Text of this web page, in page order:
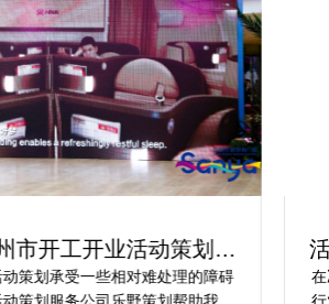
市开工开业活动策划方
案精选
策划承受一些相对难处理的障碍
策划服务公司乐野策划帮助我完